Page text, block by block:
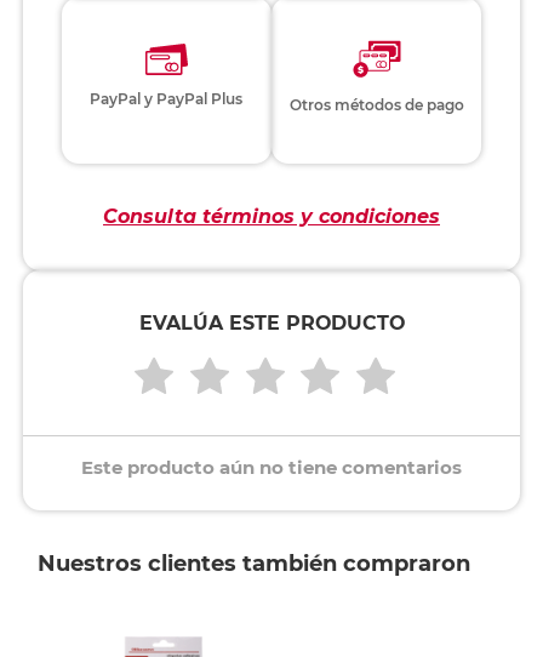
PayPal y PayPal Plus Otros métodos de pago
Consulta términos y condiciones
EVALÚA ESTE PRODUCTO
Este producto aún no tiene comentarios
Nuestros clientes también compraron